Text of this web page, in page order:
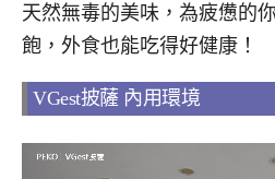
天然無毒的美味，為疲憊的
飽，外食也能吃得好健康！
VGest披薩 內用環境